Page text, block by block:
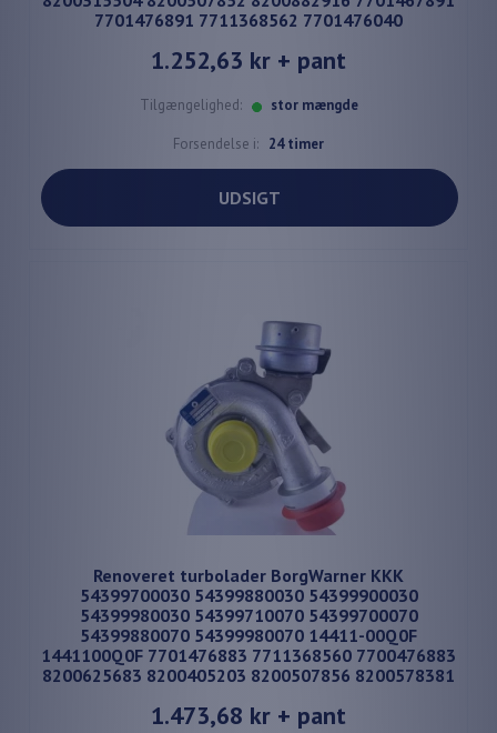
7701476891 7711368562 7701476040
1.252,63 kr + pant
Tilgængelighed: stor mængde
Forsendelse i: 24 timer
UDSIGT
Renoveret turbolader BorgWarner KKK
54399700030 54399880030 54399900030
54399980030 54399710070 54399700070
54399880070 54399980070 14411-00Q0F
1441100Q0F 7701476883 7711368560 7700476883
8200625683 8200405203 8200507856 8200578381
1.473,68 kr + pant